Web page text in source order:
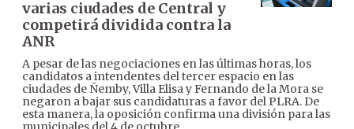
varias ciudades de Central y
competirá dividida contra la
ANR
A pesar de las negociaciones en las últimas horas, los
candidatos a intendentes del tercer espacio en las
ciudades de Ñemby, Villa Elisa y Fernando de la Mora se
negaron a bajar sus candidaturas a favor del PLRA. De
esta manera, la oposición confirma una división para las